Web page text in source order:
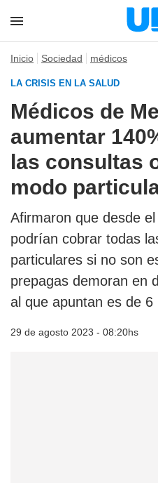
Inicio Sociedad médicos
LA CRISIS EN LA SALUD
Médicos de
aumentar
las consultas
modo
Afirmaron que desde
podrían cobrar todas
particulares si no son
prepagas demoran en
al que apuntan es de 6
29 de agosto 2023 - 08:20hs